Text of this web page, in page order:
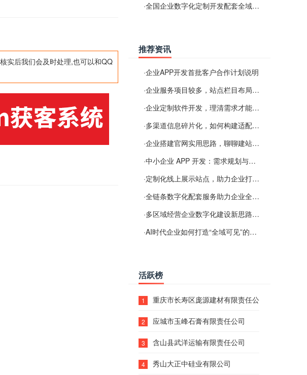
核实后我们会及时处理,也可以和QQ
·全国企业数字化定制开发配套全域搜索优化服务
推荐资讯
·企业APP开发首批客户合作计划说明
·企业服务项目较多，站点栏目布局规划参考思路
·企业定制软件开发，理清需求才能提升数字化落地效率
·多渠道信息碎片化，如何构建适配 AI 检索的品牌信息源
·企业搭建官网实用思路，聊聊建站容易忽视的问题
·中小企业 APP 开发：需求规划与项目落地避坑经验分享
·定制化线上展示站点，助力企业打通线上经营渠道
·全链条数字化配套服务助力企业全域线上经营
·多区域经营企业数字化建设新思路：多端载体与地域检索一体化落地思路分享
·AI时代企业如何打造“全域可见”的数字资产？梓彤超越给出新解法
活跃榜
1 重庆市长寿区庞源建材有限责任公司
2 应城市玉峰石膏有限责任公司
3 含山县武洋运输有限责任公司
4 秀山大正中硅业有限公司